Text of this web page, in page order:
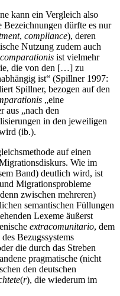
kann ein Vergleich also
dürfte es nur
, compliance), deren
Nutzung zudem auch
ist vielmehr
die von den […] zu
ist“ (Spillner 1997:
Spillner, bezogen auf den
„eine
aus „nach den
in den jeweiligen
(ib.).
auf einen
Wie im
Band) deutlich wird, ist
Migrationsprobleme
zwischen mehreren)
semantischen Füllungen
Lexeme äußerst
extracomunitario, dem
des Bezugssystems
die durch das Streben
pragmatische (nicht
den deutschen
(r), die wiederum im